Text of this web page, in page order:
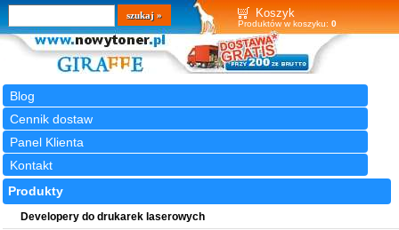
Koszyk
Produktów w koszyku: 0
Blog
Cennik dostaw
Panel Klienta
Kontakt
Wyszukiwarka
szukaj
Produkty
Developery do drukarek laserowych